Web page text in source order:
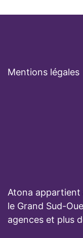
Mentions légales
Atona appartient
le Grand Sud-
agences et plus